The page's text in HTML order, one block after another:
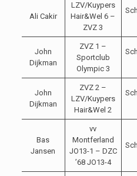
Ali Cakir
LZV/Kuypers
Hair&Wel 6 –
ZVZ 3
John
Dijkman
ZVZ 1 –
Sportclub
Olympic 3
John
Dijkman
ZVZ 2 –
LZV/Kuypers
Hair&Wel 2
Bas
Jansen
vv
Montferland
JO13-1 – DZC
’68 JO13-4